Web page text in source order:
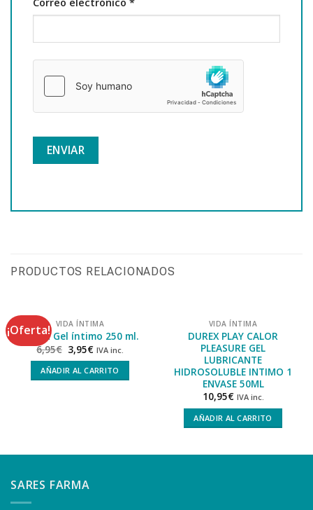
PRODUCTOS RELACIONADOS
¡Oferta! VIDA ÍNTIMA
Vivera Gel íntimo 250 ml.
6,95€ 3,95€ IVA inc.
AÑADIR AL CARRITO
VIDA ÍNTIMA
DUREX PLAY CALOR
PLEASURE GEL
LUBRICANTE
HIDROSOLUBLE INTIMO 1
ENVASE 50ML
10,95€ IVA inc.
AÑADIR AL CARRITO
SARES FARMA